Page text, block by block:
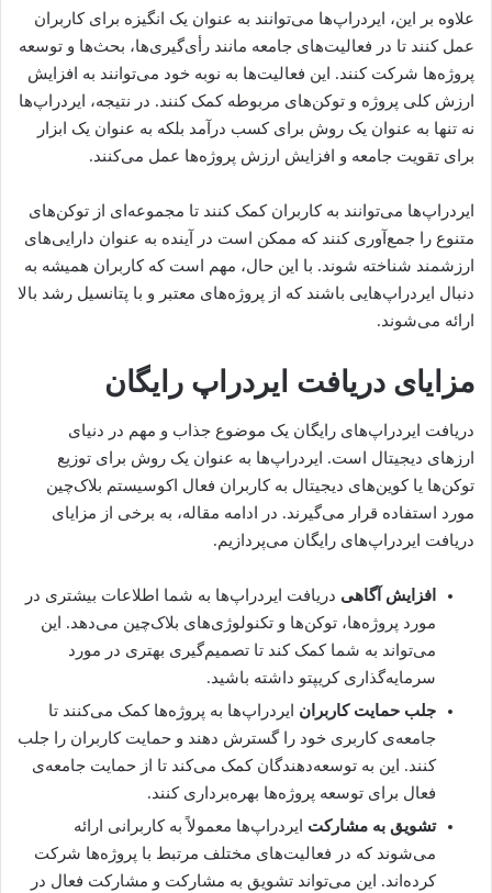
علاوه بر این، ایردراپ‌ها می‌توانند به عنوان یک انگیزه برای کاربران
عمل کنند تا در فعالیت‌های جامعه مانند رأی‌گیری‌ها، بحث‌ها و توسعه
پروژه‌ها شرکت کنند. این فعالیت‌ها به نوبه خود می‌توانند به افزایش
ارزش کلی پروژه و توکن‌های مربوطه کمک کنند. در نتیجه، ایردراپ‌ها
نه تنها به عنوان یک روش برای کسب درآمد بلکه به عنوان یک ابزار
برای تقویت جامعه و افزایش ارزش پروژه‌ها عمل می‌کنند.
ایردراپ‌ها می‌توانند به کاربران کمک کنند تا مجموعه‌ای از توکن‌های
متنوع را جمع‌آوری کنند که ممکن است در آینده به عنوان دارایی‌های
ارزشمند شناخته شوند. با این حال، مهم است که کاربران همیشه به
دنبال ایردراپ‌هایی باشند که از پروژه‌های معتبر و با پتانسیل رشد بالا
ارائه می‌شوند.
مزایای دریافت ایردراپ رایگان
دریافت ایردراپ‌های رایگان یک موضوع جذاب و مهم در دنیای
ارزهای دیجیتال است. ایردراپ‌ها به عنوان یک روش برای توزیع
توکن‌ها یا کوین‌های دیجیتال به کاربران فعال اکوسیستم بلاک‌چین
مورد استفاده قرار می‌گیرند. در ادامه مقاله، به برخی از مزایای
دریافت ایردراپ‌های رایگان می‌پردازیم.
افزایش آگاهی دریافت ایردراپ‌ها به شما اطلاعات بیشتری در
مورد پروژه‌ها، توکن‌ها و تکنولوژی‌های بلاک‌چین می‌دهد. این
می‌تواند به شما کمک کند تا تصمیم‌گیری بهتری در مورد
سرمایه‌گذاری کریپتو داشته باشید.
جلب حمایت کاربران ایردراپ‌ها به پروژه‌ها کمک می‌کنند تا
جامعه‌ی کاربری خود را گسترش دهند و حمایت کاربران را جلب
کنند. این به توسعه‌دهندگان کمک می‌کند تا از حمایت جامعه‌ی
فعال برای توسعه پروژه‌ها بهره‌برداری کنند.
تشویق به مشارکت ایردراپ‌ها معمولاً به کاربرانی ارائه
می‌شوند که در فعالیت‌های مختلف مرتبط با پروژه‌ها شرکت
کرده‌اند. این می‌تواند تشویق به مشارکت و مشارکت فعال در